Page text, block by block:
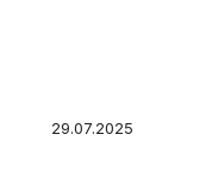
29.07.2025